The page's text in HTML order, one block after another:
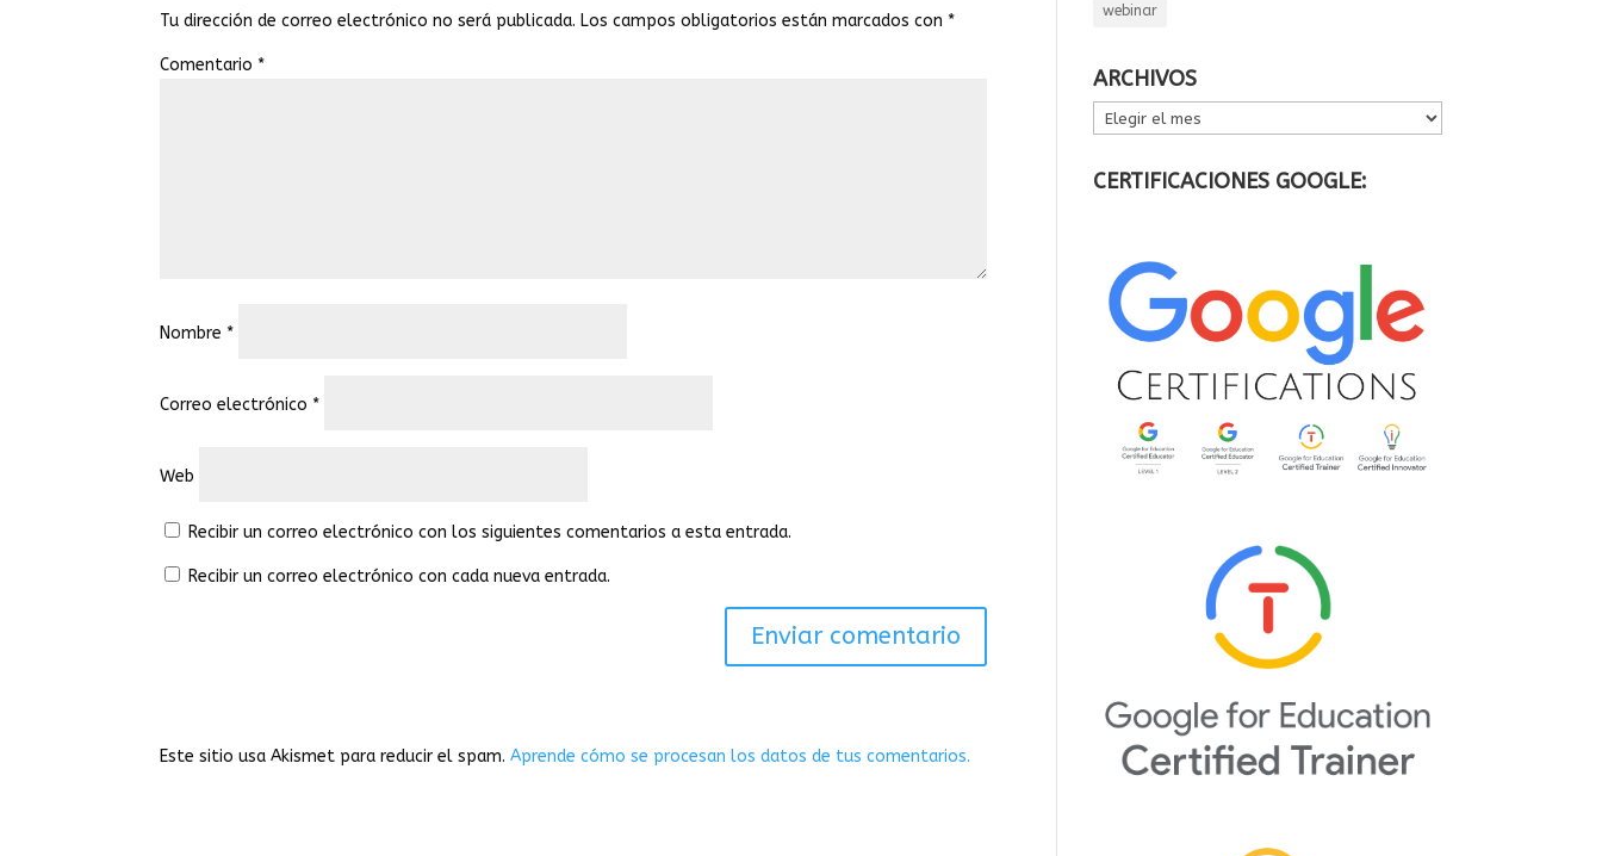
Tu dirección de correo electrónico no será publicada. Los campos obligatorios están marcados con *
Comentario *
Nombre *
Correo electrónico *
Web
Recibir un correo electrónico con los siguientes comentarios a esta entrada.
Recibir un correo electrónico con cada nueva entrada.
Este sitio usa Akismet para reducir el spam.Aprende cómo se procesan los datos de tus comentarios.
webinar
ARCHIVOS
ARCHIVOS
CERTIFICACIONES GOOGLE: